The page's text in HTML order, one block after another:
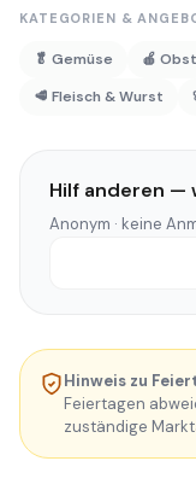
KATEGORIEN &
🥬 Gemüse 🍎 Obst
🥩 Fleisch & Wurst
Hilf anderen —
Anonym · keine
Hinweis zu
Feiertagen
zuständige